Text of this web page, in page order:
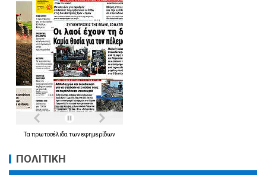
Τα πρωτοσέλιδα τωνεφημερίδων
ΠΟΛΙΤΙΚΗ